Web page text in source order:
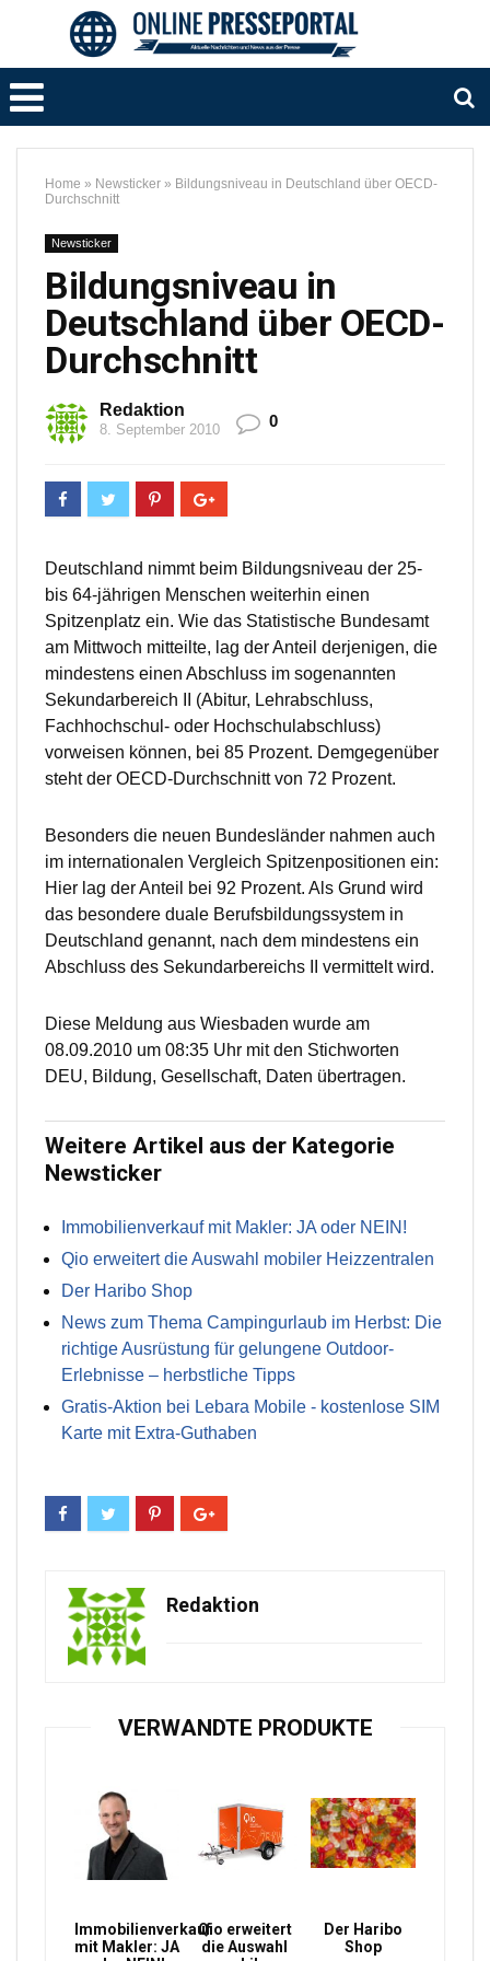
Home » Newsticker » Bildungsniveau in Deutschland über OECD-
Durchschnitt
Newsticker
Bildungsniveau in
Deutschland über OECD-
Durchschnitt
Redaktion
8. September 2010 0
Deutschland nimmt beim Bildungsniveau der 25-
bis 64-jährigen Menschen weiterhin einen
Spitzenplatz ein. Wie das Statistische Bundesamt
am Mittwoch mitteilte, lag der Anteil derjenigen, die
mindestens einen Abschluss im sogenannten
Sekundarbereich II (Abitur, Lehrabschluss,
Fachhochschul- oder Hochschulabschluss)
vorweisen können, bei 85 Prozent. Demgegenüber
steht der OECD-Durchschnitt von 72 Prozent.
Besonders die neuen Bundesländer nahmen auch
im internationalen Vergleich Spitzenpositionen ein:
Hier lag der Anteil bei 92 Prozent. Als Grund wird
das besondere duale Berufsbildungssystem in
Deutschland genannt, nach dem mindestens ein
Abschluss des Sekundarbereichs II vermittelt wird.
Diese Meldung aus Wiesbaden wurde am
08.09.2010 um 08:35 Uhr mit den Stichworten
DEU, Bildung, Gesellschaft, Daten übertragen.
Weitere Artikel aus der Kategorie
Newsticker
Immobilienverkauf mit Makler: JA oder NEIN!
Qio erweitert die Auswahl mobiler Heizzentralen
Der Haribo Shop
News zum Thema Campingurlaub im Herbst: Die
richtige Ausrüstung für gelungene Outdoor-
Erlebnisse – herbstliche Tipps
Gratis-Aktion bei Lebara Mobile - kostenlose SIM
Karte mit Extra-Guthaben
Redaktion
VERWANDTE PRODUKTE
Immobilienverkauf
mit Makler: JA
Qio erweitert
die Auswahl
Der Haribo
Shop